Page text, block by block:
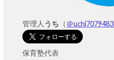
管理人 うち （ ＠
保育塾代表